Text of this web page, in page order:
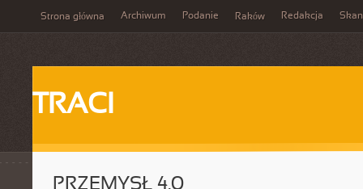
Strona główna Archiwum Podanie Raków Redakcja
TRACI
PRZEMYSŁ 4.0